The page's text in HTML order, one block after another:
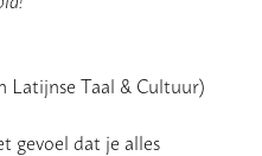
Latijnse Taal & Cultuur)
gevoel dat je alles